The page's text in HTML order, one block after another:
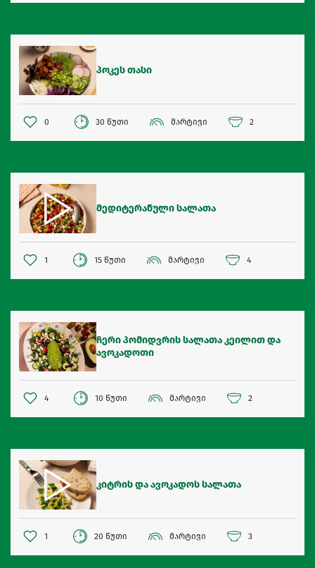
პოკეს თასი
0 30 წუთი მარტივი 2
მედიტერანული სალათა
1 15 წუთი მარტივი 4
ჩერი პომიდვრის სალათა კეილით და
ავოკადოთი
4 10 წუთი მარტივი 2
კიტრის და ავოკადოს სალათა
1 20 წუთი მარტივი 3